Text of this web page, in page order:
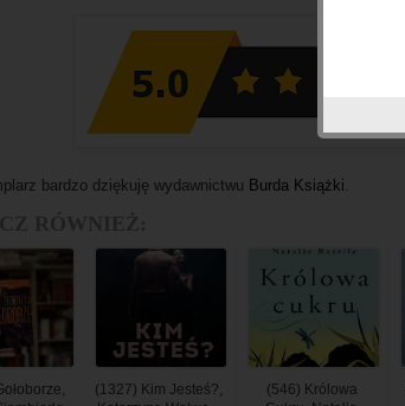
bardzo dziękuję wydawnictwu Burda Książki.
(1327) Kim Jesteś?,
(546) Królowa